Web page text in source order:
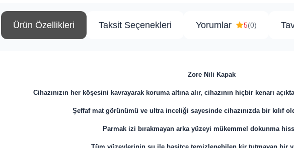
Ürün Özellikleri Taksit Seçenekleri Yorumlar 5(0)
Zore Nili Kapak
Cihazınızın her köşesini kavrayarak koruma altına alır, cihazının hiçbir kenarı
Şeffaf mat görünümü ve ultra inceliği sayesinde cihazınızda bir kılıf
Parmak izi bırakmayan arka yüzeyi mükemmel dokunma